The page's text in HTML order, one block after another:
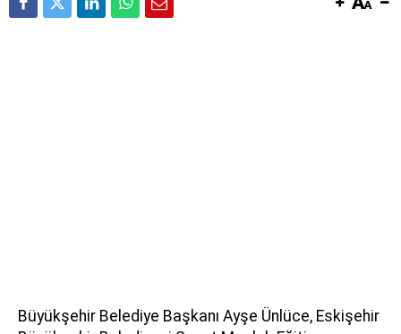
Büyükşehir Belediye Başkanı Ayşe Ünlüce, Eskişehir